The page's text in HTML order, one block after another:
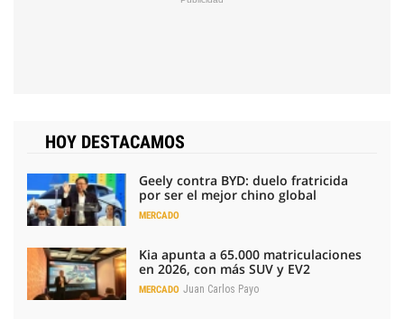
HOY DESTACAMOS
Geely contra BYD: duelo fratricida
por ser el mejor chino global
MERCADO
Kia apunta a 65.000 matriculaciones
en 2026, con más SUV y EV2
MERCADO Juan Carlos Payo